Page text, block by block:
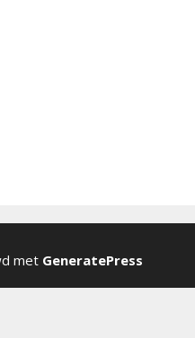
met GeneratePress